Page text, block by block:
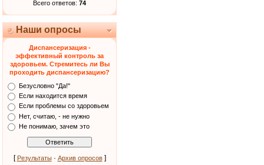
Всего ответов: 74
Наши опросы
Диспансеризация -
эффективный контроль за
здоровьем. Стремитесь ли Вы
проходить диспансеризацию?
Безусловно "Да!"
Если находится время
Если проблемы со здоровьем
Нет, считаю, - не нужно
Не понимаю, зачем это
[ Результаты· Архив опросов]